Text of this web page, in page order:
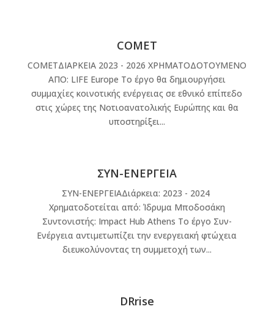
COMET
COMETΔΙΑΡΚΕΙΑ 2023 - 2026 ΧΡΗΜΑΤΟΔΟΤΟΥΜΕΝΟ
ΑΠΟ: LIFE Europe Το έργο θα δημιουργήσει
συμμαχίες κοινοτικής ενέργειας σε εθνικό επίπεδο
στις χώρες της Νοτιοανατολικής Ευρώπης και θα
υποστηρίξει...
ΣΥΝ-ΕΝΕΡΓΕΙΑ
ΣΥΝ-ΕΝΕΡΓΕΙΑΔιάρκεια: 2023 - 2024
Χρηματοδοτείται από: Ίδρυμα Μποδοσάκη
Συντονιστής: Impact Hub Athens Το έργο Συν-
Ενέργεια αντιμετωπίζει την ενεργειακή φτώχεια
διευκολύνοντας τη συμμετοχή των...
DRrise